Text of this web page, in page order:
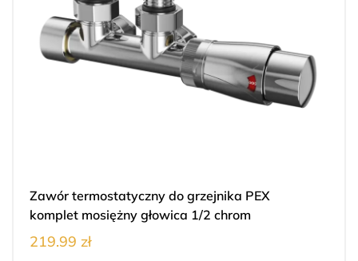
Zawór termostatyczny do grzejnika PEX
komplet mosiężny głowica 1/2 chrom
219.99 zł